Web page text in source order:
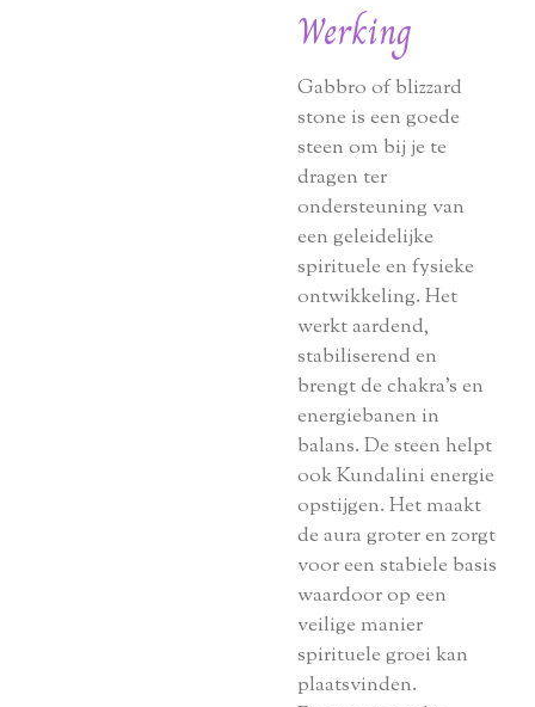
Werking
Gabbro of blizzard
stone is een goede
steen om bij je te
dragen ter
ondersteuning van
een geleidelijke
spirituele en fysieke
ontwikkeling. Het
werkt aardend,
stabiliserend en
brengt de chakra's en
energiebanen in
balans. De steen helpt
ook Kundalini energie
opstijgen. Het maakt
de aura groter en zorgt
voor een stabiele basis
waardoor op een
veilige manier
spirituele groei kan
plaatsvinden.